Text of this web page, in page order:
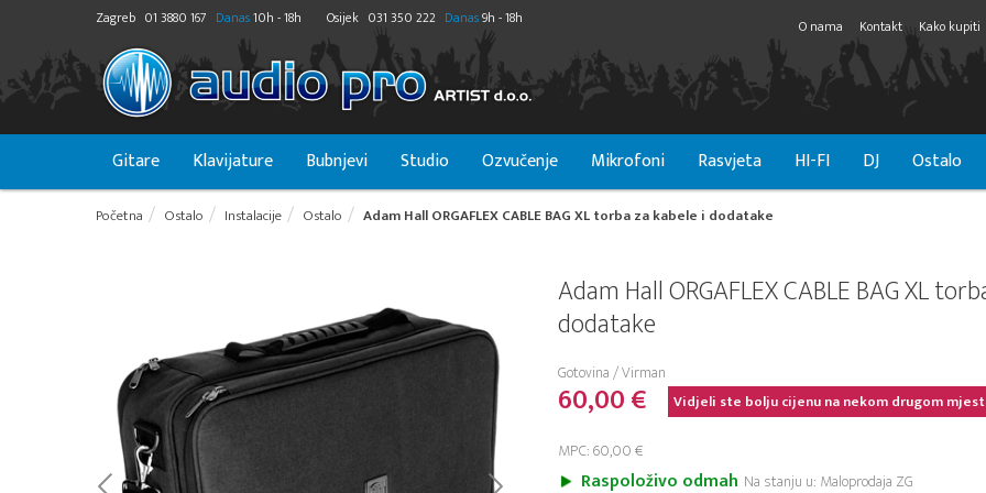
Zagreb 01 3880 167 Danas10h - 18h Osijek 031 350 222 Danas9h - 18h O nama Kontakt Kako kupiti
Gitare Klavijature Bubnjevi Studio Ozvučenje Mikrofoni Rasvjeta HI-FI DJ Ostalo
Početna Ostalo Instalacije Ostalo Adam Hall ORGAFLEX CABLE BAG XL torba za kabele i dodatake
Adam Hall ORGAFLEX CABLE BAG XL
dodatake
Gotovina / Virman
60,00 € Vidjeli ste bolju cijenu na nekom drugom
MPC: 60,00 €
Raspoloživo odmah Na stanju u: Maloprodaja ZG